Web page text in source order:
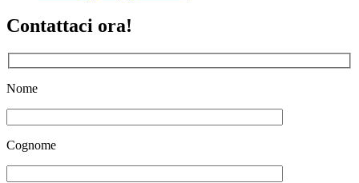
Contattaci ora!
Nome
Cognome